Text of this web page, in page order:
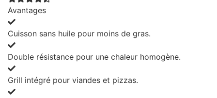
Avantages
Cuisson sans huile pour moins de gras.
Double résistance pour une chaleur homogène.
Grill intégré pour viandes et pizzas.